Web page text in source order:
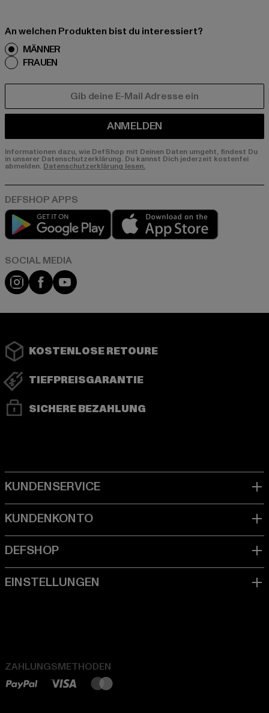
An welchen Produkten bist du interessiert?
MÄNNER
FRAUEN
ANMELDEN
Informationen dazu, wie DefShop mit Deinen Daten umgeht, findest Du
in unserer Datenschutzerklärung. Du kannst Dich jederzeit kostenfei
abmelden. Datenschutzerklärung lesen.
Play market
Instagram
FacebookYouTube
KOSTENLOSE RETOURE
TIEFPREISGARANTIE
SICHERE BEZAHLUNG
ZAHLUNGSMETHODEN